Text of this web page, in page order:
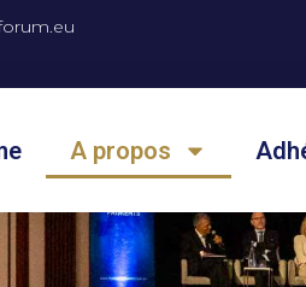
A propos